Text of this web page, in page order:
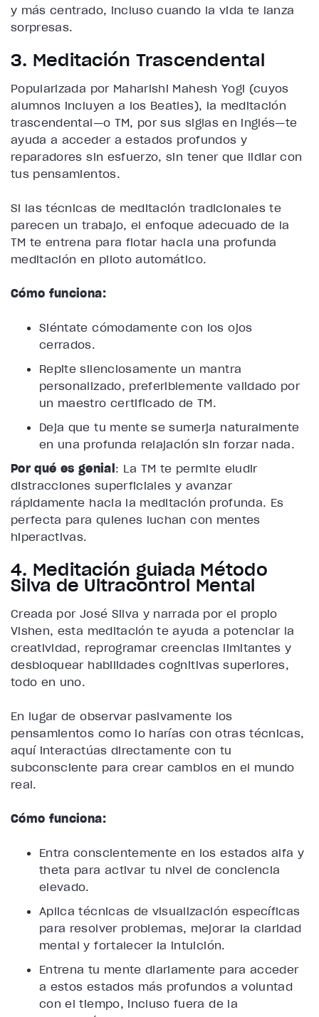
y más centrado, incluso cuando la vida te lanza
sorpresas.
3. Meditación Trascendental
Popularizada por Maharishi Mahesh Yogi (cuyos
alumnos incluyen a los Beatles), la meditación
trascendental—o TM, por sus siglas en inglés—te
ayuda a acceder a estados profundos y
reparadores sin esfuerzo, sin tener que lidiar con
tus pensamientos.
Si las técnicas de meditación tradicionales te
parecen un trabajo, el enfoque adecuado de la
TM te entrena para flotar hacia una profunda
meditación en piloto automático.
Cómo funciona:
Siéntate cómodamente con los ojos
cerrados.
Repite silenciosamente un mantra
personalizado, preferiblemente validado por
un maestro certificado de TM.
Deja que tu mente se sumerja naturalmente
en una profunda relajación sin forzar nada.
Por qué es genial : La TM te permite eludir
distracciones superficiales y avanzar
rápidamente hacia la meditación profunda. Es
perfecta para quienes luchan con mentes
hiperactivas.
4. Meditación guiada Método
Silva de Ultracontrol Mental
Creada por José Silva y narrada por el propio
Vishen, esta meditación te ayuda a potenciar la
creatividad, reprogramar creencias limitantes y
desbloquear habilidades cognitivas superiores,
todo en uno.
En lugar de observar pasivamente los
pensamientos como lo harías con otras técnicas,
aquí interactúas directamente con tu
subconsciente para crear cambios en el mundo
real.
Cómo funciona:
Entra conscientemente en los estados alfa y
theta para activar tu nivel de conciencia
elevado.
Aplica técnicas de visualización específicas
para resolver problemas, mejorar la claridad
mental y fortalecer la intuición.
Entrena tu mente diariamente para acceder
a estos estados más profundos a voluntad
con el tiempo, incluso fuera de la